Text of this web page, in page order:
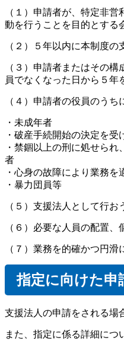
（１）申請者が、特定非
動を行うことを目的とする
（２）５年以内に本制度
（３）申請者またはその
員でなくなった日から５年
（４）申請者の役員のう
・未成年者
・破産手続開始の決定を受
・禁錮以上の刑に処せら
者
・心身の故障により業務
・暴力団員等
（５）支援法人として行
（６）必要な人員の配置
（７）業務を的確かつ円
指定に向けた申
支援法人の申請をされる場
また、指定に係る詳細につ